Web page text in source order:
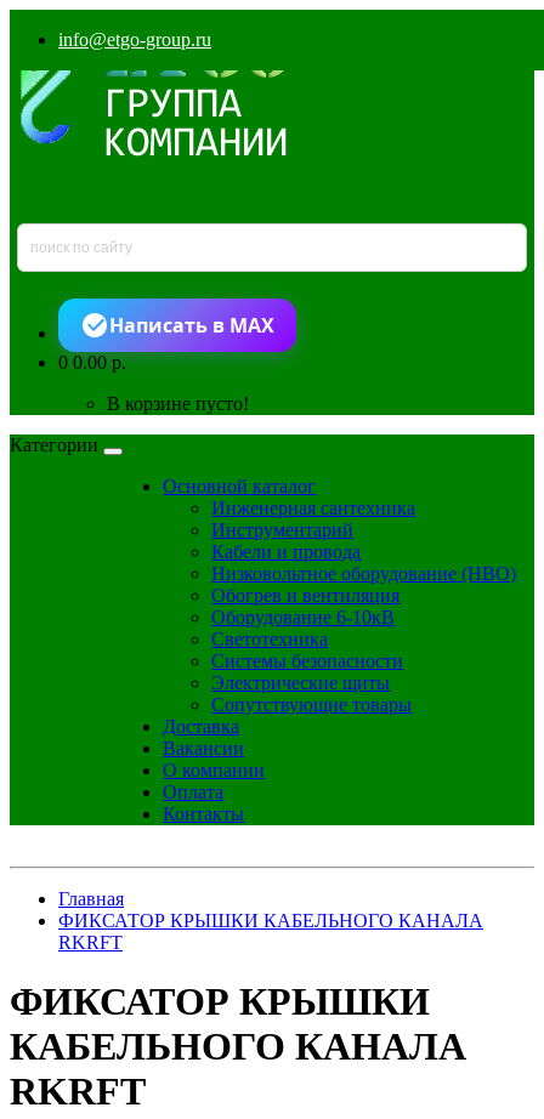
info@etgo-group.ru
Написать в MAX
00.00 р.
В корзине пусто!
Категории
Основной каталог
Инженерная сантехника
Инструментарий
Кабели и провода
Низковольтное оборудование (НВО)
Обогрев и вентиляция
Оборудование 6-10кВ
Светотехника
Системы безопасности
Электрические щиты
Сопутствующие товары
Доставка
Вакансии
О компании
Оплата
Контакты
Главная
ФИКСАТОР КРЫШКИ КАБЕЛЬНОГО КАНАЛА
RKRFT
ФИКСАТОР КРЫШКИ
КАБЕЛЬНОГО КАНАЛА
RKRFT